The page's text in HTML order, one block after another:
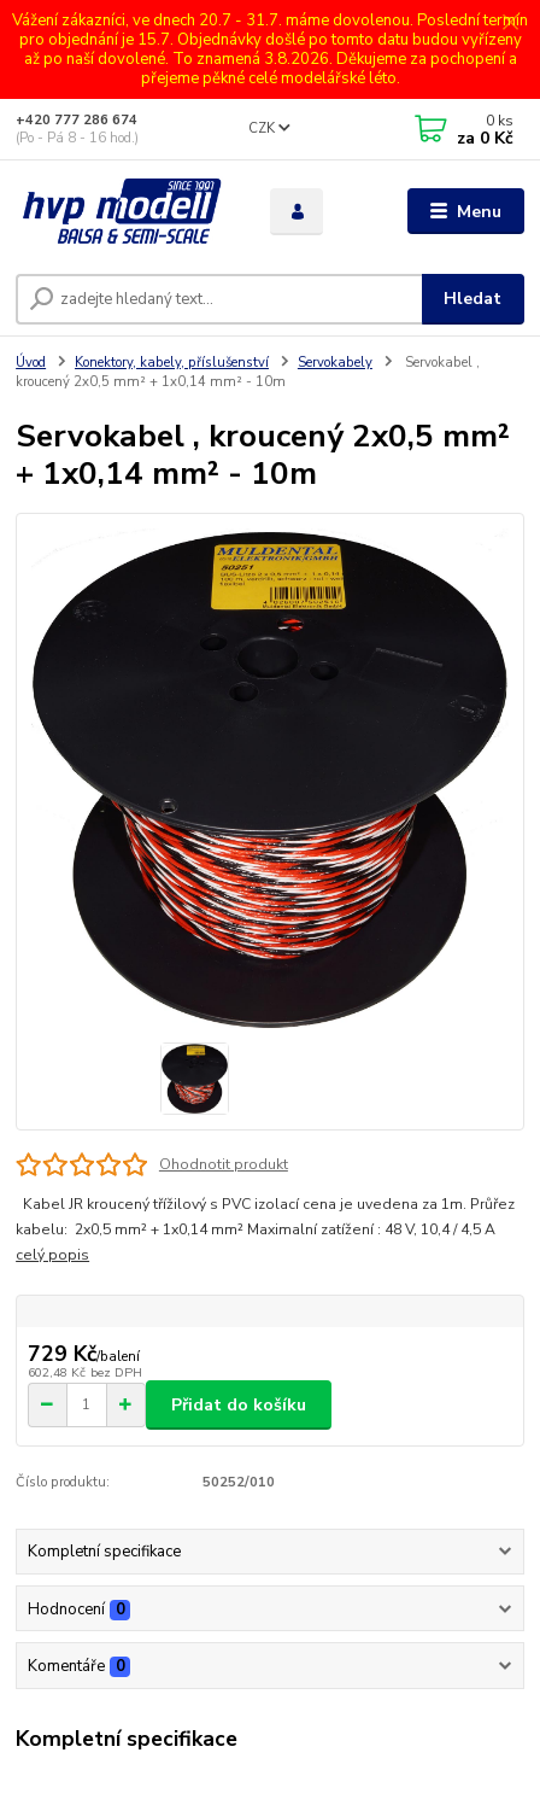
Vážení zákazníci, ve dnech 20.7 - 31.7. máme dovolenou. Poslední termín
pro objednání je 15.7. Objednávky došlé po tomto datu budou vyřízeny
až po naší dovolené. To znamená 3.8.2026. Děkujeme za pochopení a
přejeme pěkné celé modelářské léto.
Menu
CZK
Hledat
+420 777 286 674
(Po - Pá 8 - 16 hod.)
0 ks
za 0 Kč
Úvod Konektory, kabely, příslušenství Servokabely
Servokabel ,
kroucený 2x0,5 mm² + 1x0,14 mm² - 10m
Servokabel , kroucený 2x0,5 mm²
+ 1x0,14 mm² - 10m
Ohodnotit produkt
Kabel JR kroucený třížilový s PVC izolací cena je uvedena za 1m. Průřez
kabelu: 2x0,5 mm² + 1x0,14 mm² Maximalní zatížení : 48 V, 10,4 / 4,5 A
celý popis
729 Kč/balení
602,48 Kč bez DPH
Přidat do košíku
Číslo produktu: 50252/010
Kompletní specifikace
Hodnocení 0
Komentáře 0
Kompletní specifikace